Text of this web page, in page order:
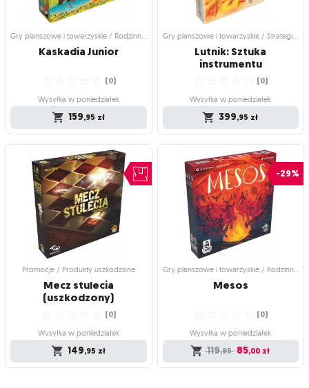
159,95 199,95
Gry planszowe i towarzyskie / Rodzinne gry planszowe
KaskadiaJunior
(0)
Wysyłka w poniedziałek
159,95 zł
Gry planszowe i towarzyskie /
Rodzinne gry planszowe
Kaskadia Junior
ŚwiatKaskadiiw wersji dla
najmłodszych!
☆
☆
☆
☆
☆ ( 0)
Wysyłka w poniedziałek
Gry planszowe i towarzyskie / Strategiczne gry planszowe
Lutnik: Sztuka
instrumentu
(0)
Wysyłka w poniedziałek
399,95 zł
Gry planszowe i towarzyskie /
Strategiczne gry planszowe
Lutnik: Sztuka
instrumentu
Stwórz mistrzowski instrument i oczaruj
miasto!
☆
☆
☆
☆
☆ (0)
Wysyłka w poniedziałek
Promocje / Produkty uszkodzone
Mecz stulecia
(uszkodzony)
(0)
Wysyłka w poniedziałek
149,95 zł
-29%
Gry planszowe i towarzyskie / Rodzinne gry planszowe
Mesos
(0)
Wysyłka w poniedziałek
119,95 85,00 zł